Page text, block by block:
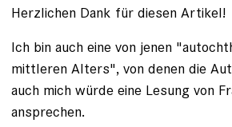
Herzlichen Dank für diesen Artikel!
Ich bin auch eine von jenen
mittleren Alters", von denen die
auch mich würde eine Lesung von
ansprechen.